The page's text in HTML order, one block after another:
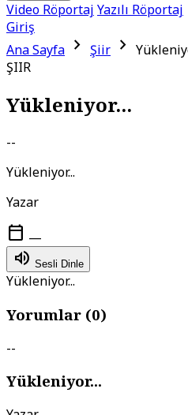
Video Röportaj Yazılı Röportaj
Giriş
Ana Sayfa chevron_right Şiir chevron_right
ŞIIR
Yükleniyor...
--
Yükleniyor...
Yazar
calendar_today —
volume_up Sesli Dinle
Yükleniyor...
Yorumlar (0)
--
Yükleniyor...